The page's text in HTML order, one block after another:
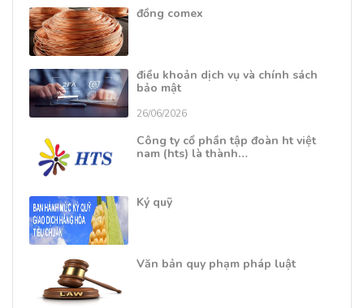
đồng comex
điều khoản dịch vụ và chính sách
bảo mật
26/06/2026
Công ty cổ phần tập đoàn ht việt
nam (hts) là thành…
Ký quỹ
Văn bản quy phạm pháp luật